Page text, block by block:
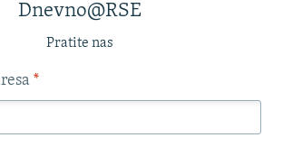
Dnevno@RSE
Pratite nas
*